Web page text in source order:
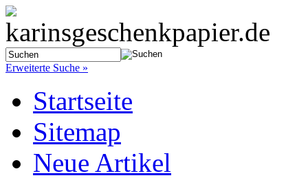
Erweiterte Suche »
Startseite
Sitemap
Neue Artikel